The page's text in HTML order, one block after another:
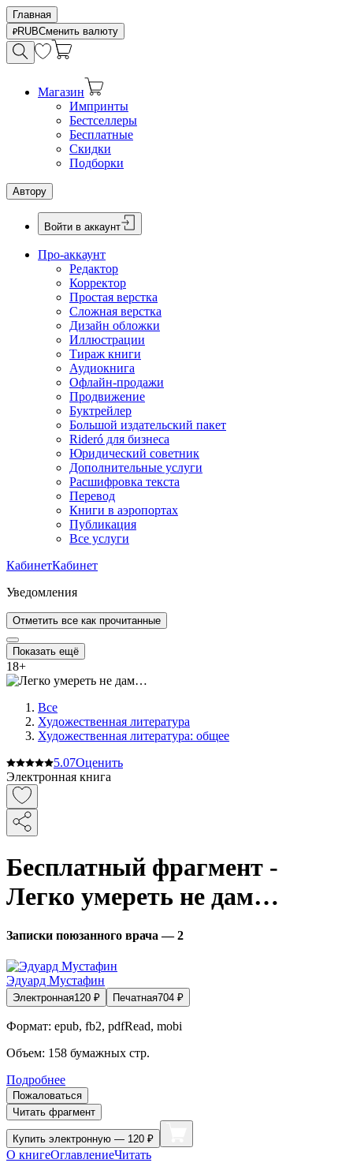
Главная
RUBСменить валюту
Магазин
Импринты
Бестселлеры
Бесплатные
Скидки
Подборки
Автору
Войти в аккаунт
Про-аккаунт
Редактор
Корректор
Простая верстка
Сложная верстка
Дизайн обложки
Иллюстрации
Тираж книги
Аудиокнига
Офлайн-продажи
Продвижение
Буктрейлер
Большой издательский пакет
Rideró для бизнеса
Юридический советник
Дополнительные услуги
Расшифровка текста
Перевод
Книги в аэропортах
Публикация
Все услуги
КабинетКабинет
Уведомления
Отметить все как прочитанные
Показать ещё
18+
Все
Художественная литература
Художественная литература: общее
5.07Оценить
Электронная книга
Бесплатный фрагмент -
Легко умереть не дам…
Записки поюзанного врача — 2
Эдуард Мустафин
Электронная120 ₽ Печатная704 ₽
Формат: epub, fb2, pdfRead, mobi
Объем: 158 бумажных стр.
Подробнее
Пожаловаться
Читать фрагмент
Купить электронную — 120 ₽
О книгеОглавлениеЧитать